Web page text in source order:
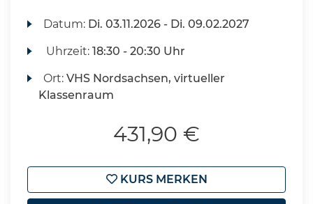
Datum: Di. 03.11.2026 - Di. 09.02.2027
Uhrzeit:18:30 - 20:30 Uhr
Ort:VHS Nordsachsen, virtueller
Klassenraum
431,90 €
KURS MERKEN